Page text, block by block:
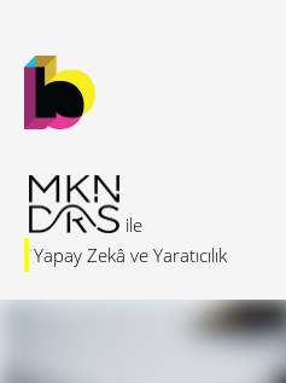
Yapay Zekâ ve Yaratıcılık